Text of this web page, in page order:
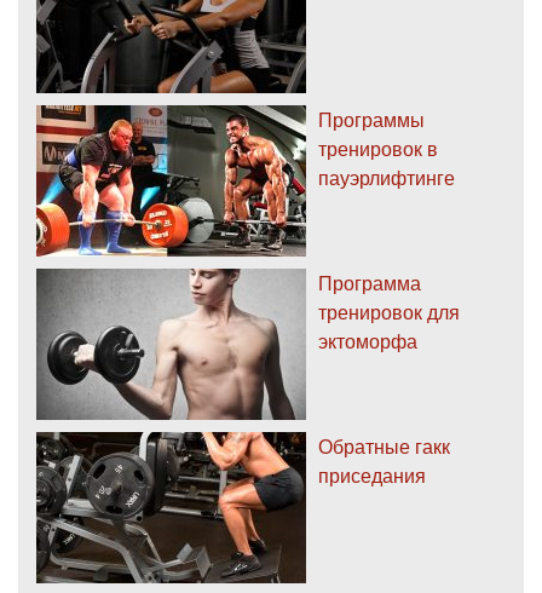
Программы
тренировок в
пауэрлифтинге
Программа
тренировок для
эктоморфа
Обратные гакк
приседания